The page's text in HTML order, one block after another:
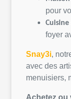
pour
Cuisine
foyer
Snay3i,
avec des
menuisiers,
Achetez ou